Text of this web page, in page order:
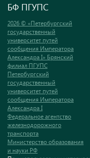
БФ ПГУПС
2026 © «Петербургский
государственный
университет путей
сообщения Императора
Александра I» Брянский
филиал ПГУПС
Петербургский
государственный
университет путей
сообщения Императора
Александра I
Федеральное агентство
железнодорожного
транспорта
Министерство образования
и науки РФ